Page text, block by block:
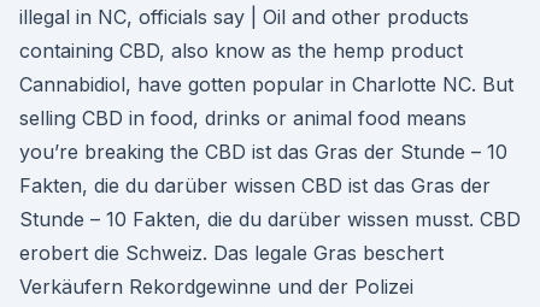
illegal in NC, officials say | Oil and other products
containing CBD, also know as the hemp product
Cannabidiol, have gotten popular in Charlotte NC. But
selling CBD in food, drinks or animal food means
you’re breaking the CBD ist das Gras der Stunde – 10
Fakten, die du darüber wissen CBD ist das Gras der
Stunde – 10 Fakten, die du darüber wissen musst. CBD
erobert die Schweiz. Das legale Gras beschert
Verkäufern Rekordgewinne und der Polizei